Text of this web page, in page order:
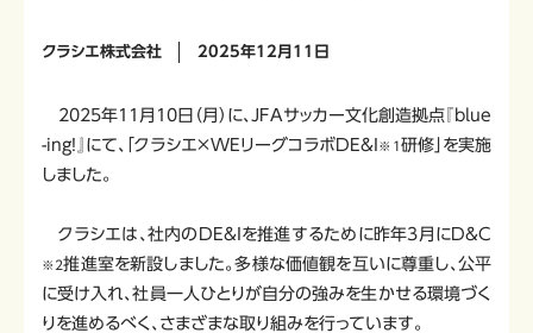
クラシエ株式会社 2025年12月11日
2025年11月10日（月）に、JFAサッカー文化創造拠点『blue
-ing!』にて、「クラシエ×WEリーグコラボDE&I ※1 研修」を実施
しました。
クラシエは、社内のDE&Iを推進するために昨年3月にD&C
※2推進室を新設しました。多様な価値観を互いに尊重し、公平
に受け入れ、社員一人ひとりが自分の強みを生かせる環境づく
りを進めるべく、さまざまな取り組みを行っています。